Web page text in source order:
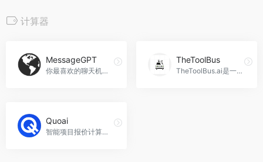
计算器
MessageGPT
你最喜欢的聊天机器人在你最喜欢的消息应用中，MessageGPT官网入口网址
TheToolBus
TheToolBus.ai是一个拥有超过100种数字工具的库，通过AI驱动的目录，为您提供多样化的工具、AI洞察和新闻，让您体验创新，TheToolBus官网入口网址
Quoai
智能项目报价计算器，为自由职业者和技术机构提供详细报价生成。